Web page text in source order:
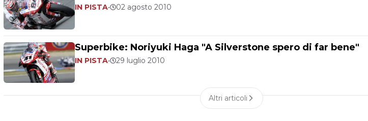
IN PISTA• 02 agosto 2010
Superbike: Noriyuki Haga "A Silverstone spero di far bene"
IN PISTA• 29 luglio 2010
Altri articoli